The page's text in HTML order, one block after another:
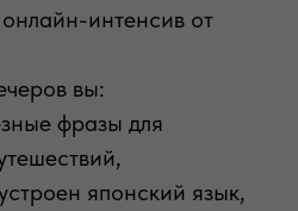
интенсив от
вы:
фразы для
японский язык,